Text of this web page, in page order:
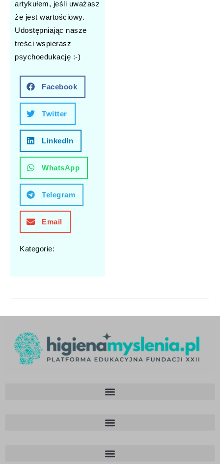
artykułem, jeśli uważasz
że jest wartościowy.
Udostępniając nasze
treści wspierasz
psychoedukację :-)
Facebook
Twitter
LinkedIn
WhatsApp
Telegram
Email
Kategorie: